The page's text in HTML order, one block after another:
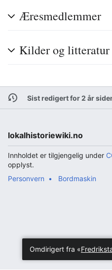
Æresmedlemmer
Kilder og litteratur
Sist redigert for 2 år
lokalhistoriewiki.no
Innholdet er tilgjengelig under
opplyst.
Personvern
Bordmaskin
Omdirigert fra «